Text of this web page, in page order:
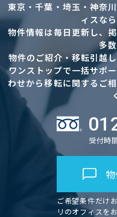
東京・千葉・埼玉・神奈
ィスな
物件情報は毎日更新し、
多
物件のご紹介・移転引越
ワンストップで一括サポ
わせから移転に関するご
受付時
ご希望条件だけ
リのオフィスを